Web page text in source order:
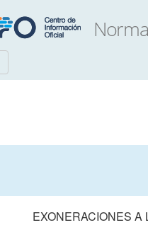
EXONERACIONES